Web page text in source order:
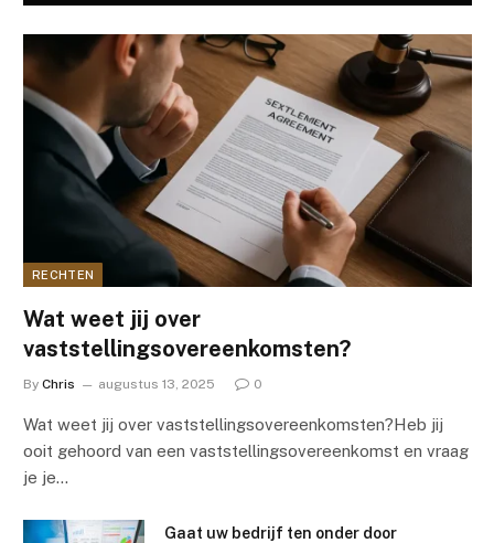
RECHTEN
Wat weet jij over
vaststellingsovereenkomsten?
By Chris augustus 13, 2025 0
Wat weet jij over vaststellingsovereenkomsten?Heb jij
ooit gehoord van een vaststellingsovereenkomst en vraag
je je…
Gaat uw bedrijf ten onder door